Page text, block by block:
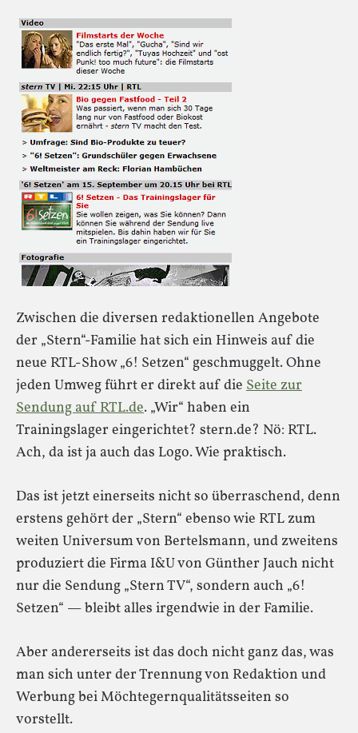
Zwischen die diversen redaktionellen Angebote
der „Stern“-Familie hat sich ein Hinweis auf die
neue RTL-Show „6! Setzen“ geschmuggelt. Ohne
jeden Umweg führt er direkt auf die Seite zur
Sendung auf RTL.de. „Wir“ haben ein
Trainingslager eingerichtet? stern.de? Nö: RTL.
Ach, da ist ja auch das Logo. Wie praktisch.
Das ist jetzt einerseits nicht so überraschend, denn
erstens gehört der „Stern“ ebenso wie RTL zum
weiten Universum von Bertelsmann, und zweitens
produziert die Firma I&U von Günther Jauch nicht
nur die Sendung „Stern TV“, sondern auch „6!
Setzen“ — bleibt alles irgendwie in der Familie.
Aber andererseits ist das doch nicht ganz das, was
man sich unter der Trennung von Redaktion und
Werbung bei Möchtegernqualitätsseiten so
vorstellt.